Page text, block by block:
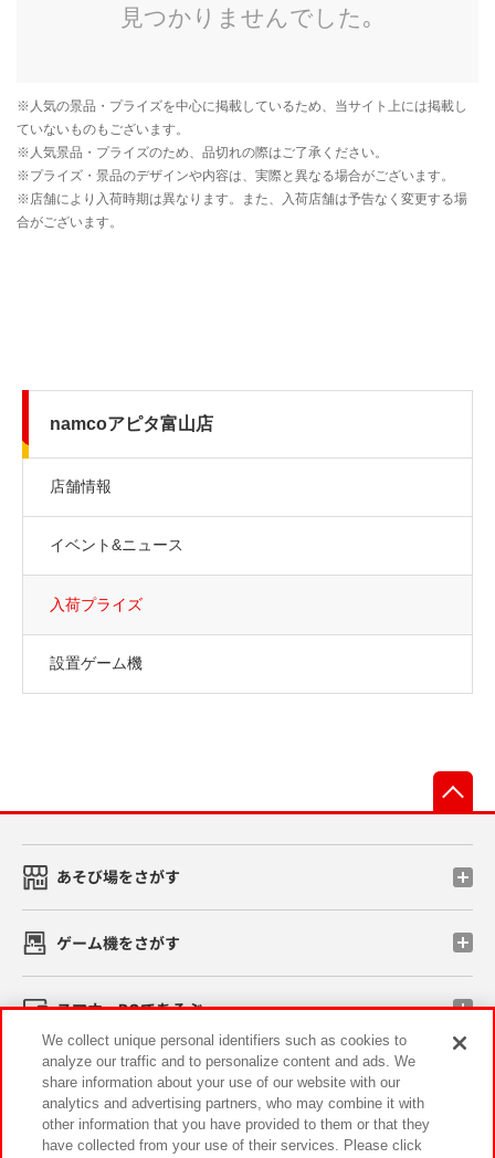
namcoアピタ富山店
店舗情報
イベント&ニュース
入荷プライズ
設置ゲーム機
あそび場をさがす
ゲーム機をさがす
スマホ・PCであそぶ
イベント・キャンペーン
We collect unique personal identifiers such as cookies to
analyze our traffic and to personalize content and ads. We
share information about your use of our website with our
analytics and advertising partners, who may combine it with
other information that you have provided to them or that they
have collected from your use of their services. Please click